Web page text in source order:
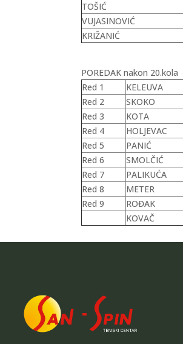
TOŠIĆ
VUJASINOVIĆ
KRIŽANIĆ
POREDAK nakon 20.kola
Red 1
KELEUVA
Red 2
SKOKO
Red 3
KOTA
Red 4
HOLJEVAC
Red 5
PANIĆ
Red 6
SMOLČIĆ
Red 7
PALIKUĆA
Red 8
METER
Red 9
ROĐAK
KOVAČ